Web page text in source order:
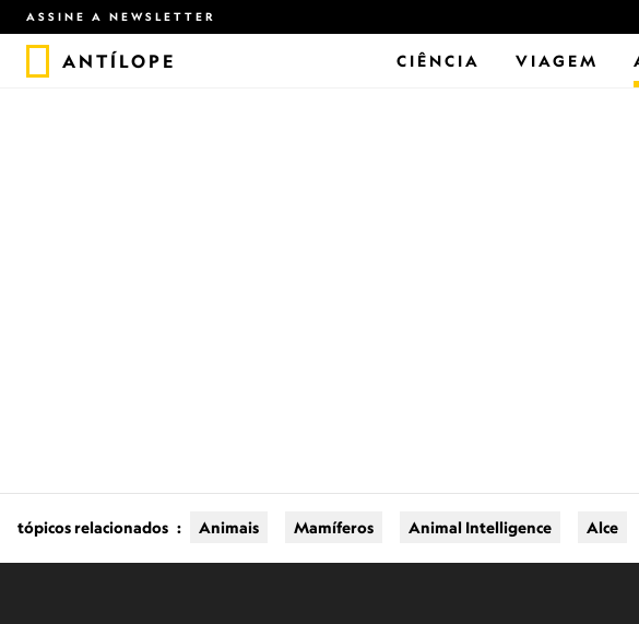
ASSINE A NEWSLETTER
ANTÍLOPE CIÊNCIA VIAGEM
tópicos relacionados : Animais Mamíferos Animal Intelligence Alce